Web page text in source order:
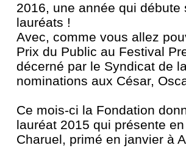
2016, une année qui
lauréats !
Avec, comme vous allez
Prix du Public au Festival
décerné par le Syndicat de
nominations aux César,
Ce mois-ci la Fondation
lauréat 2015 qui présente
Charuel, primé en janvier à